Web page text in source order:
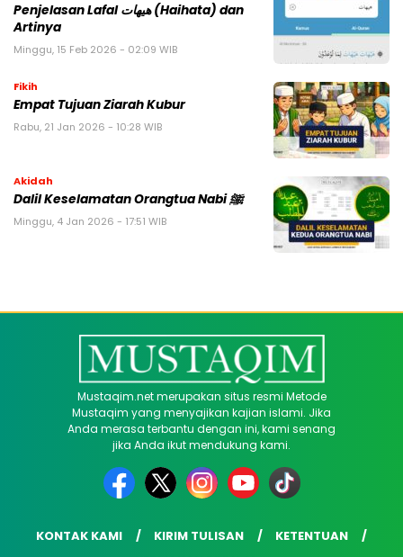
Penjelasan Lafal هيهات (Haihata) dan
Artinya
Minggu, 15 Feb 2026 - 02:09 WIB
Fikih
Empat Tujuan Ziarah Kubur
Rabu, 21 Jan 2026 - 10:28 WIB
Akidah
Dalil Keselamatan Orangtua Nabi ﷺ
Minggu, 4 Jan 2026 - 17:51 WIB
Mustaqim.net merupakan situs resmi Metode
Mustaqim yang menyajikan kajian islami. Jika
Anda merasa terbantu dengan ini, kami senang
jika Anda ikut mendukung kami.
KONTAK KAMI KIRIM TULISAN
KETENTUAN